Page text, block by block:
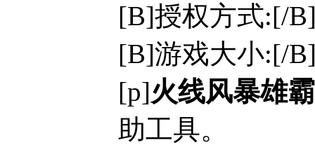
[B]授权方式:[/
[B]游戏大小:[/
[p]火线风暴雄
助工具。